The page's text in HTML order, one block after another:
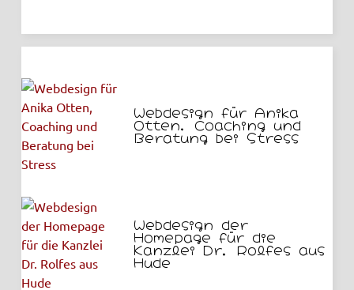
Webdesign für Anika
Otten, Coaching und
Beratung bei Stress
Webdesign der
Homepage für die
Kanzlei Dr. Rolfes aus
Hude